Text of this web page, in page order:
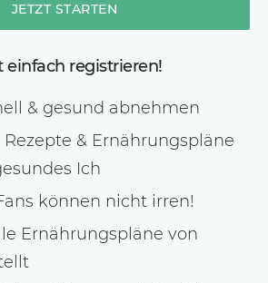
JETZT STARTEN
einfach registrieren!
& gesund abnehmen
Rezepte & Ernährungspläne
Ich
können nicht irren!
Ernährungspläne von